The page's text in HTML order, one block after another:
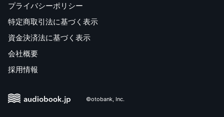
プライバシーポリシー
特定商取引法に基づく表示
資金決済法に基づく表示
会社概要
採用情報
©otobank, Inc.